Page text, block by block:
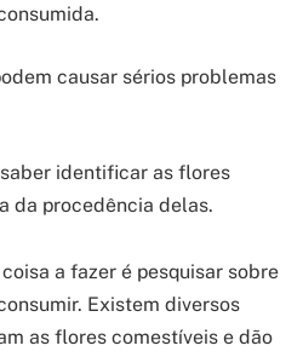
causar sérios problemas
identificar as flores
da procedência delas.
a fazer é pesquisar sobre
Existem diversos
as flores comestíveis e dão